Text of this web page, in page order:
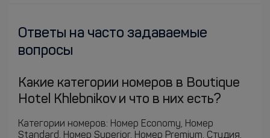
Ответы на часто задаваемые
вопросы
Какие категории номеров в Boutique
Hotel Khlebnikov и что в них есть?
Категории номеров: Номер Economy, Номер
Standard, Номер Superior, Номер Premium, Студия,